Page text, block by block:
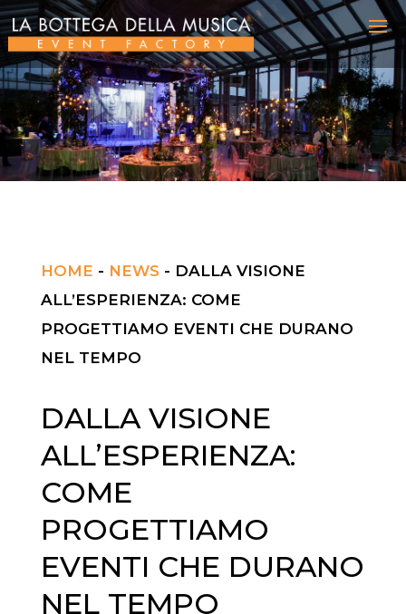
HOME - NEWS - DALLA VISIONE
ALL’ESPERIENZA: COME
PROGETTIAMO EVENTI CHE DURANO
NEL TEMPO
DALLA VISIONE
ALL’ESPERIENZA:
COME
PROGETTIAMO
EVENTI CHE DURANO
NEL TEMPO